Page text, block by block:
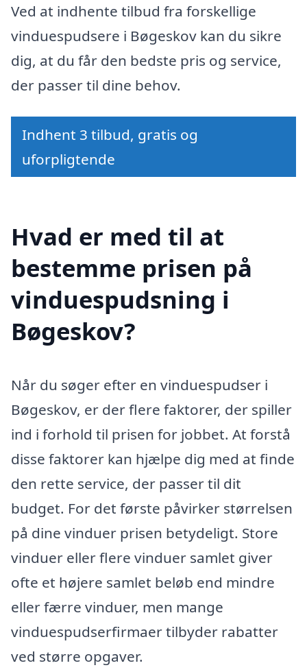
Ved at indhente tilbud fra forskellige
vinduespudsere i Bøgeskov kan du sikre
dig, at du får den bedste pris og service,
der passer til dine behov.
Indhent 3 tilbud, gratis og
uforpligtende
Hvad er med til at
bestemme prisen på
vinduespudsning i
Bøgeskov?
Når du søger efter en vinduespudser i
Bøgeskov, er der flere faktorer, der spiller
ind i forhold til prisen for jobbet. At forstå
disse faktorer kan hjælpe dig med at finde
den rette service, der passer til dit
budget. For det første påvirker størrelsen
på dine vinduer prisen betydeligt. Store
vinduer eller flere vinduer samlet giver
ofte et højere samlet beløb end mindre
eller færre vinduer, men mange
vinduespudserfirmaer tilbyder rabatter
ved større opgaver.